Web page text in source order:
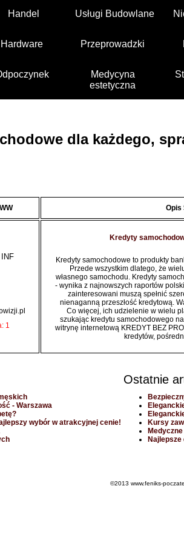
Handel Usługi Budowlane
Hardware Przeprowadzki
Medycyna
estetyczna
dla każdego,
Opis
INF
1
Kredyty
Kredyty samochodowe to produkty
Przede wszystkim dlatego, że
własnego samochodu. Kredyty
- wynika z najnowszych raportów
zainteresowani muszą spełnić
nienaganną przeszłość kredytową.
Co więcej, ich udzielenie w wielu
szukając kredytu samochodowego
witrynę internetową KREDYT BEZ
kredytów,
- Warszawa
wybór w atrakcyjnej cenie!
Ostatnie
Kursy
©2013 www.feniks-